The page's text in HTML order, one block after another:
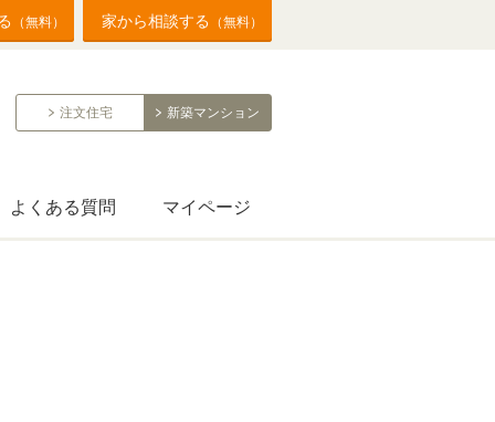
（無料） 家から相談する （無料）
注文住宅 新築マンション
よくある質問 マイページ